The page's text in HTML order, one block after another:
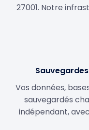
27001. Notre
Vos données,
sauvegardés
indépendant,